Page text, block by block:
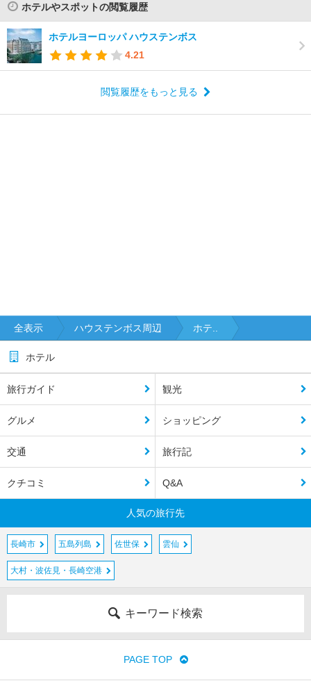
ホテルやスポットの閲覧履歴
ホテルヨーロッパ ハウステンボス
4.21
閲覧履歴をもっと見る
全表示 ハウステンボス周辺 ホテ..
ホテル
旅行ガイド 観光
グルメ ショッピング
交通 旅行記
クチコミ Q&A
人気の旅行先
長崎市 五島列島 佐世保 雲仙
大村・波佐見・長崎空港
キーワード検索
PAGE TOP